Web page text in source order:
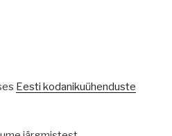
Eesti kodanikuühenduste